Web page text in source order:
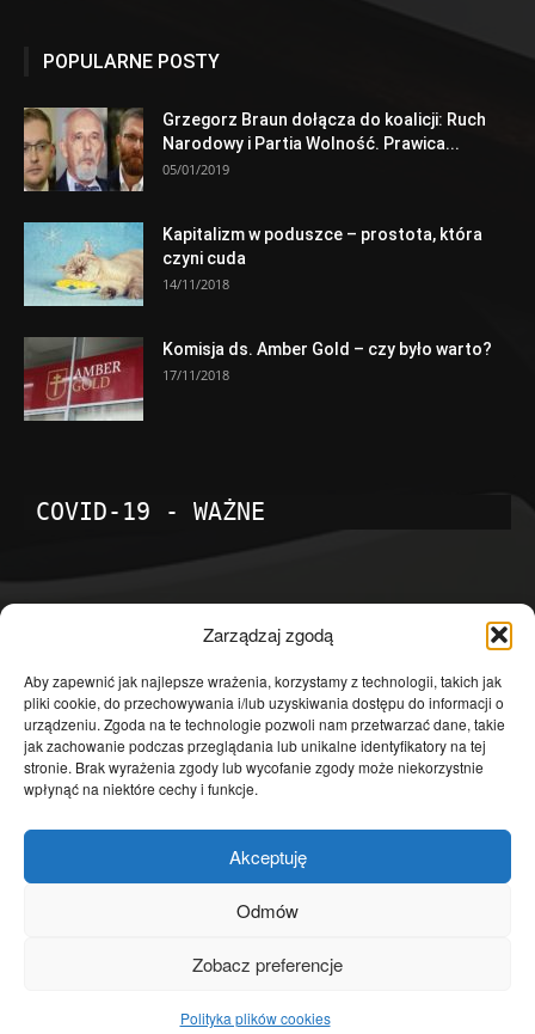
Zarządzaj zgodą
Aby zapewnić jak najlepsze wrażenia, korzystamy z technologii, takich jak
pliki cookie, do przechowywania i/lub uzyskiwania dostępu do informacji o
urządzeniu. Zgoda na te technologie pozwoli nam przetwarzać dane, takie
jak zachowanie podczas przeglądania lub unikalne identyfikatory na tej
stronie. Brak wyrażenia zgody lub wycofanie zgody może niekorzystnie
wpłynąć na niektóre cechy i funkcje.
Akceptuję
Odmów
Zobacz preferencje
Polityka plików cookies
POPULARNE POSTY
Grzegorz Braun dołącza do koalicji: Ruch
Narodowy i Partia Wolność. Prawica...
05/01/2019
Kapitalizm w poduszce – prostota, która
czyni cuda
14/11/2018
Komisja ds. Amber Gold – czy było warto?
17/11/2018
COVID-19 - WAŻNE
Temat dnia
4601
Publicystyka
4363
Polityka
3639
Polska
Społeczeństwo
2823